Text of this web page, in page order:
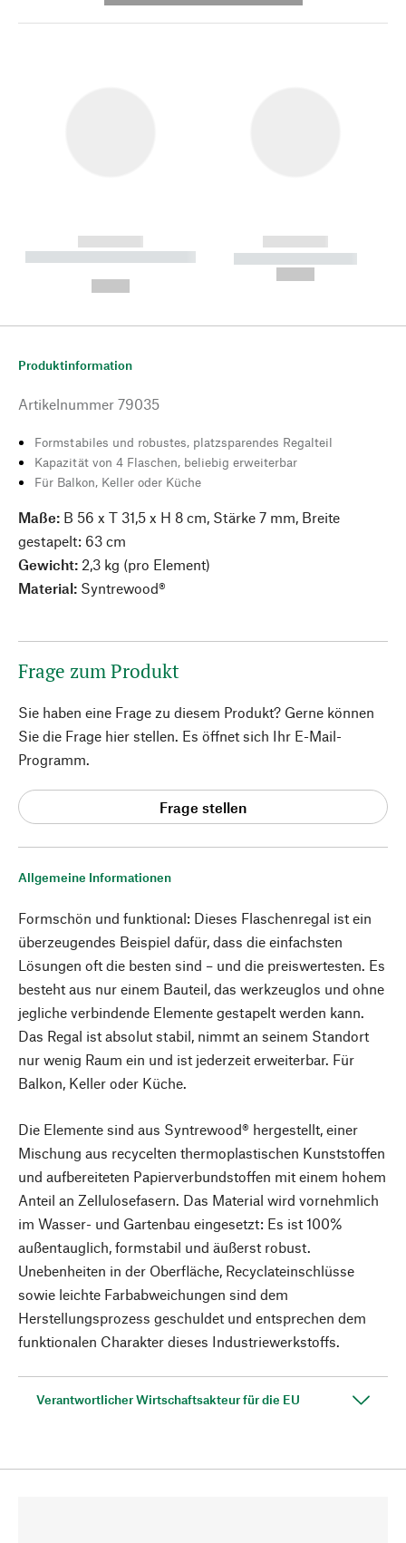
------------
----------- ----------- --------
------------
----------- -----------
Allgemeine Informationen
Formschön und funktional: Dieses Flaschenregal ist ein
überzeugendes Beispiel dafür, dass die einfachsten
Lösungen oft die besten sind – und die preiswertesten. Es
besteht aus nur einem Bauteil, das werkzeuglos und ohne
jegliche verbindende Elemente gestapelt werden kann.
Das Regal ist absolut stabil, nimmt an seinem Standort
nur wenig Raum ein und ist jederzeit erweiterbar. Für
Balkon, Keller oder Küche.
Die Elemente sind aus Syntrewood® hergestellt, einer
Mischung aus recycelten thermoplastischen Kunststoffen
und aufbereiteten Papierverbundstoffen mit einem hohem
Anteil an Zellulosefasern. Das Material wird vornehmlich
im Wasser- und Gartenbau eingesetzt: Es ist 100%
außentauglich, formstabil und äußerst robust.
Unebenheiten in der Oberfläche, Recyclateinschlüsse
sowie leichte Farbabweichungen sind dem
Herstellungsprozess geschuldet und entsprechen dem
funktionalen Charakter dieses Industriewerkstoffs.
Verantwortlicher Wirtschaftsakteur für die EU
Produktinformation
Artikelnummer 79035
Formstabiles und robustes, platzsparendes Regalteil
Kapazität von 4 Flaschen, beliebig erweiterbar
Für Balkon, Keller oder Küche
Maße: B 56 x T 31,5 x H 8 cm, Stärke 7 mm, Breite
gestapelt: 63 cm
Gewicht: 2,3 kg (pro Element)
Material: Syntrewood®
Frage zum Produkt
Sie haben eine Frage zu diesem Produkt? Gerne können
Sie die Frage hier stellen. Es öffnet sich Ihr E-Mail-
Programm.
Frage stellen